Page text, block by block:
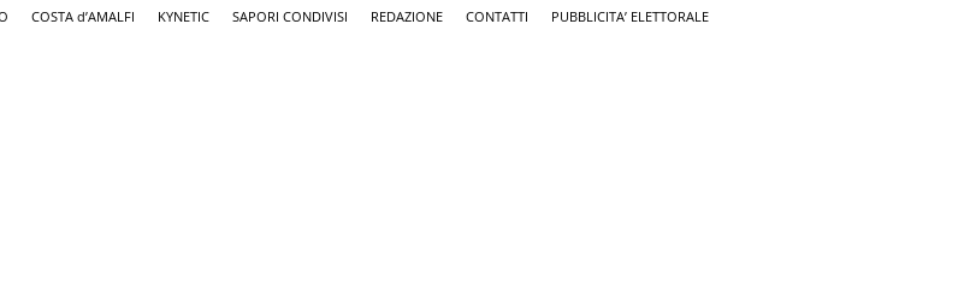
COSTA d’AMALFI KYNETIC SAPORI CONDIVISI REDAZIONE CONTATTI PUBBLICITA’ ELETTORALE